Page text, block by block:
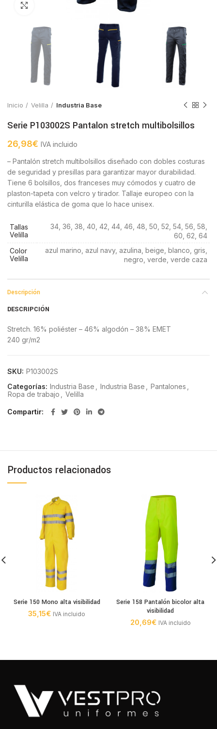
Click to enlarge
Inicio Velilla Industria Base
Serie P103002S Pantalon stretch multibolsillos
26,98€ IVA incluido
– Pantalón stretch multibolsillos diseñado con dobles costuras
de seguridad y presillas para garantizar mayor durabilidad.
Tiene 6 bolsillos, dos franceses muy cómodos y cuatro de
plaston-tapeta con velcro y tirador. Tallaje europeo con la
cinturilla elástica de goma que lo hace unisex.
Tallas
Velilla
34, 36, 38, 40, 42, 44, 46, 48, 50, 52, 54, 56, 58,
60, 62, 64
Color
Velilla
azul marino, azul navy, azulina, beige, blanco, gris,
negro, verde, verde caza
Descripción
DESCRIPCIÓN
Stretch. 16% poliéster – 46% algodón – 38% EMET
240 gr/m2
SKU: P103002S
Categorías: Industria Base Industria Base Pantalones
Ropa de trabajo
Velilla
Compartir
Productos relacionados
Serie 150 Mono alta visibilidad
35,15€ IVA incluido
Serie 158 Pantalón bicolor alta
visibilidad
20,69€ IVA incluido